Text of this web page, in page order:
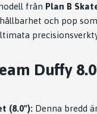
från Plan B
och pop
Duffy
(8.0"): Denna bredd